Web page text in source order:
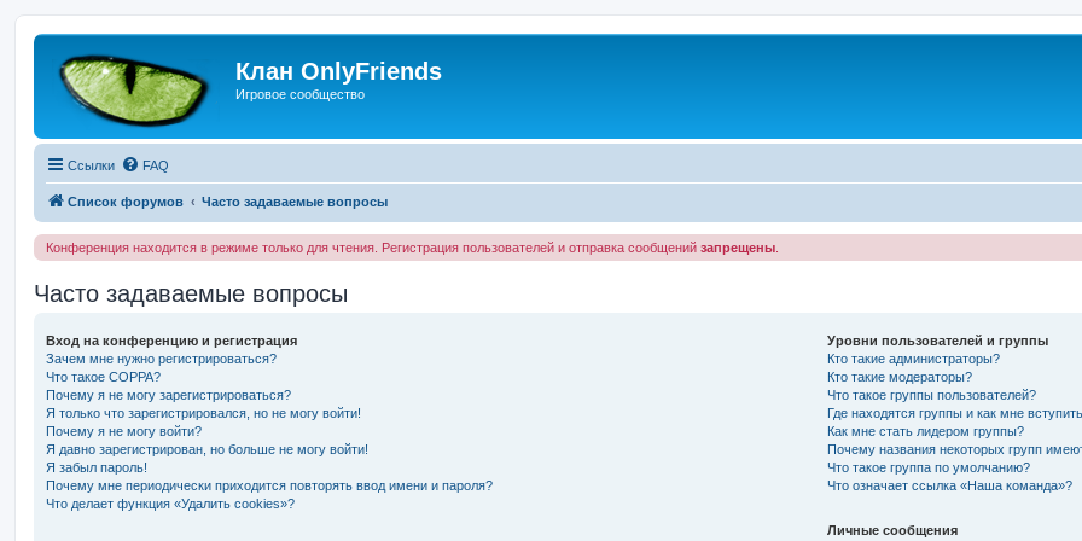
Клан OnlyFriends
Игровое сообщество
Ссылки FAQ
Список форумов Часто задаваемые вопросы
Конференция находится в режиме только для чтения. Регистрация пользователей и отправка сообщений запрещены
Часто задаваемые вопросы
Вход на конференцию и регистрация
Зачем мне нужно регистрироваться?
Что такое COPPA?
Почему я не могу зарегистрироваться?
Я только что зарегистрировался, но не могу войти!
Почему я не могу войти?
Я давно зарегистрирован, но больше не могу войти!
Я забыл пароль!
Почему мне периодически приходится повторять ввод имени и пароля?
Что делает функция «Удалить cookies»?
Уровни пользователей и группы
Кто такие администраторы?
Кто такие модераторы?
Что такое группы пользователей?
Где находятся группы и как мне
Как мне стать лидером группы?
Почему названия некоторых групп
Что такое группа по умолчанию?
Что означает ссылка «Наша команда»?
Личные сообщения